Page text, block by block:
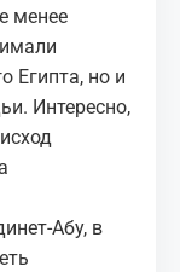
менее
Египта, но и
Интересно,
Абу, в